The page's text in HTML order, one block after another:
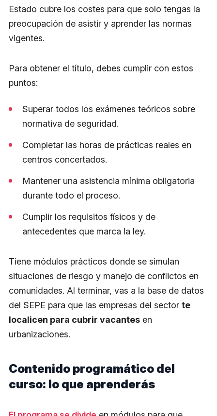
Estado cubre los costes para que solo tengas la
preocupación de asistir y aprender las normas
vigentes.
Para obtener el título, debes cumplir con estos
puntos:
Superar todos los exámenes teóricos sobre
normativa de seguridad.
Completar las horas de prácticas reales en
centros concertados.
Mantener una asistencia mínima obligatoria
durante todo el proceso.
Cumplir los requisitos físicos y de
antecedentes que marca la ley.
Tiene módulos prácticos donde se simulan
situaciones de riesgo y manejo de conflictos en
comunidades. Al terminar, vas a la base de datos
del SEPE para que las empresas del sector te
localicen para cubrir vacantes en
urbanizaciones.
Contenido programático del
curso: lo que aprenderás